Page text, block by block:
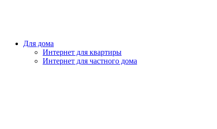
Для дома
Интернет для квартиры
Интернет для частного дома